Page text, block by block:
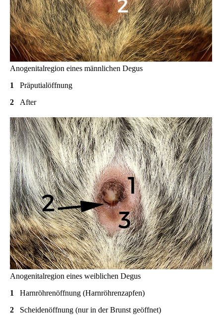
Anogenitalregion eines männlichen Degus
1
Präputialöffnung
2
After
Anogenitalregion eines weiblichen Degus
1
Harnröhrenöffnung (Harnröhrenzapfen)
2
Scheidenöffnung (nur in der Brunst geöffnet)